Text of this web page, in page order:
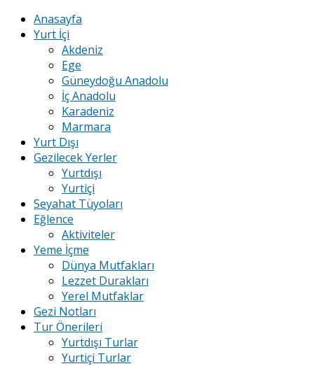
Anasayfa
Yurt İçi
Akdeniz
Ege
Güneydoğu Anadolu
İç Anadolu
Karadeniz
Marmara
Yurt Dışı
Gezilecek Yerler
Yurtdışı
Yurtiçi
Seyahat Tüyoları
Eğlence
Aktiviteler
Yeme İçme
Dünya Mutfakları
Lezzet Durakları
Yerel Mutfaklar
Gezi Notları
Tur Önerileri
Yurtdışı Turlar
Yurtiçi Turlar